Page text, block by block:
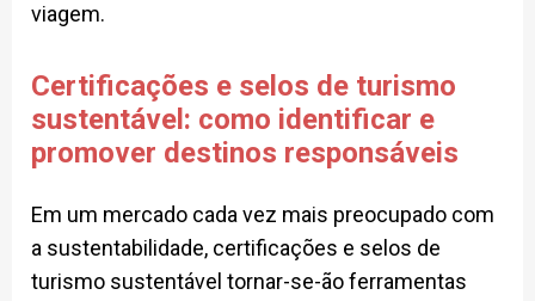
viagem.
Certificações e selos de turismo
sustentável: como identificar e
promover destinos responsáveis
Em um mercado cada vez mais preocupado com
a sustentabilidade, certificações e selos de
turismo sustentável tornar-se-ão ferramentas